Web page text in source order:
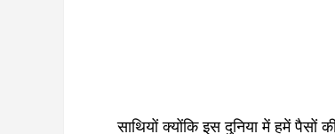
साथियों क्योंकि इस दुनिया में हमें पैसों